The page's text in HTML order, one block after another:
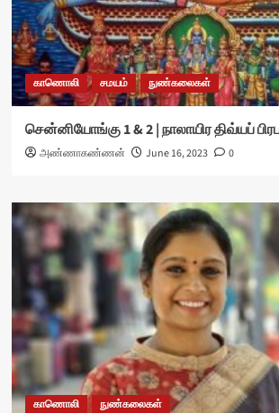
காணொலி சமயம் நுண்கலைகள்
சென்னியோங்கு 1 & 2 | நாலாயிர திவ்யப்
அண்ணாகண்ணன் June 16, 2023 0
காணொலி நுண்கலைகள்